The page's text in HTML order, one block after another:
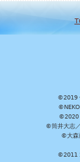
©2019
©2020
©筒井大志
©大森
©2011